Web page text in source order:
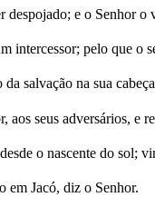
despojado; e o Senhor
intercessor; pelo que o
salvação na sua
seus adversários, e
o nascente do
em Jacó, diz o Senhor.